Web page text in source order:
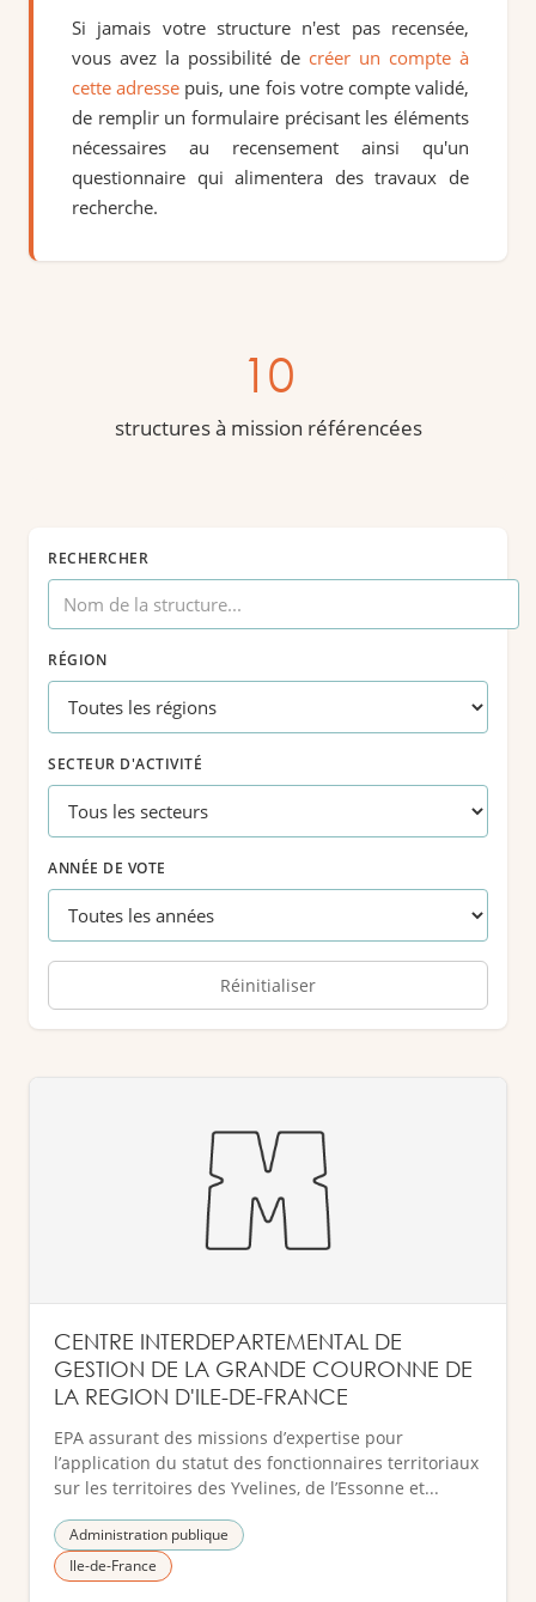
Si jamais votre structure n'est pas recensée,
vous avez la possibilité de créer un compte à
cette adresse puis, une fois votre compte validé,
de remplir un formulaire précisant les éléments
nécessaires au recensement ainsi qu'un
questionnaire qui alimentera des travaux de
recherche.
10
structures à mission référencées
RECHERCHER
RÉGION
SECTEUR D'ACTIVITÉ
ANNÉE DE VOTE
Réinitialiser
CENTRE INTERDEPARTEMENTAL DE
GESTION DE LA GRANDE COURONNE DE
LA REGION D'ILE-DE-FRANCE
EPA assurant des missions d’expertise pour
l’application du statut des fonctionnaires territoriaux
sur les territoires des Yvelines, de l’Essonne et...
Administration publique
Ile-de-France